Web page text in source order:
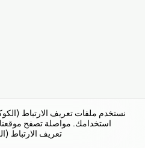
نستخدم ملفات تعريف الارتباط
استخدامك. مواصلة تصفح
تعريف الارتباط